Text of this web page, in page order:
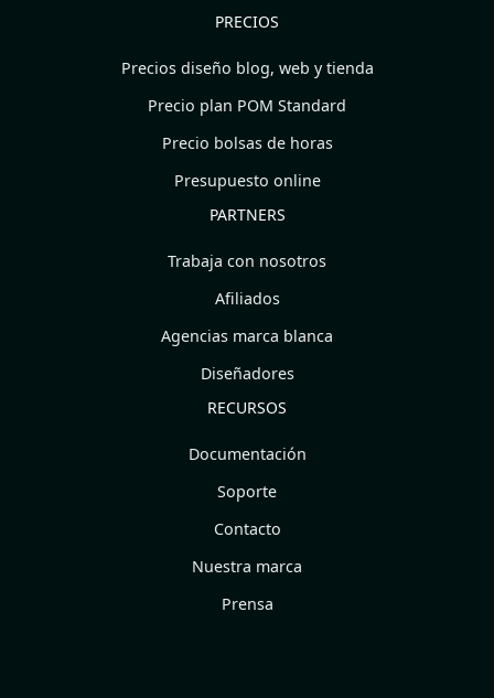
PRECIOS
Precios diseño blog, web y tienda
Precio plan POM Standard
Precio bolsas de horas
Presupuesto online
PARTNERS
Trabaja con nosotros
Afiliados
Agencias marca blanca
Diseñadores
RECURSOS
Documentación
Soporte
Contacto
Nuestra marca
Prensa